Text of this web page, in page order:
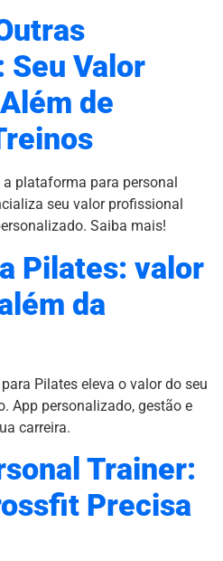
Seu Valor
de
plataforma para personal
seu valor profissional
Saiba mais!
Pilates: valor
da
Pilates eleva o valor do seu
App personalizado, gestão e
carreira.
Trainer:
Precisa